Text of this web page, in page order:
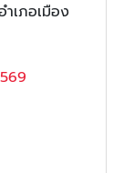
เภอเมือง